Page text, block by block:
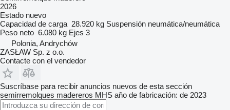
2026
Estado nuevo
Capacidad de carga 28.920 kg Suspensión neumática/neumática
Peso neto 6.080 kg Ejes 3
Polonia, Andrychów
ZASŁAW Sp. z o.o.
Contacte con el vendedor
Suscríbase para recibir anuncios nuevos de esta sección
semirremolques madereros MHS año de fabricación: de 2023